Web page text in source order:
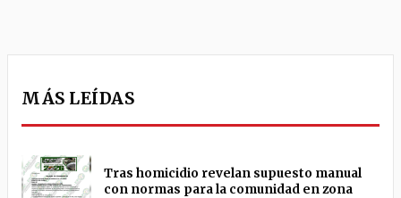
MÁS LEÍDAS
Tras homicidio revelan supuesto manual
con normas para la comunidad en zona